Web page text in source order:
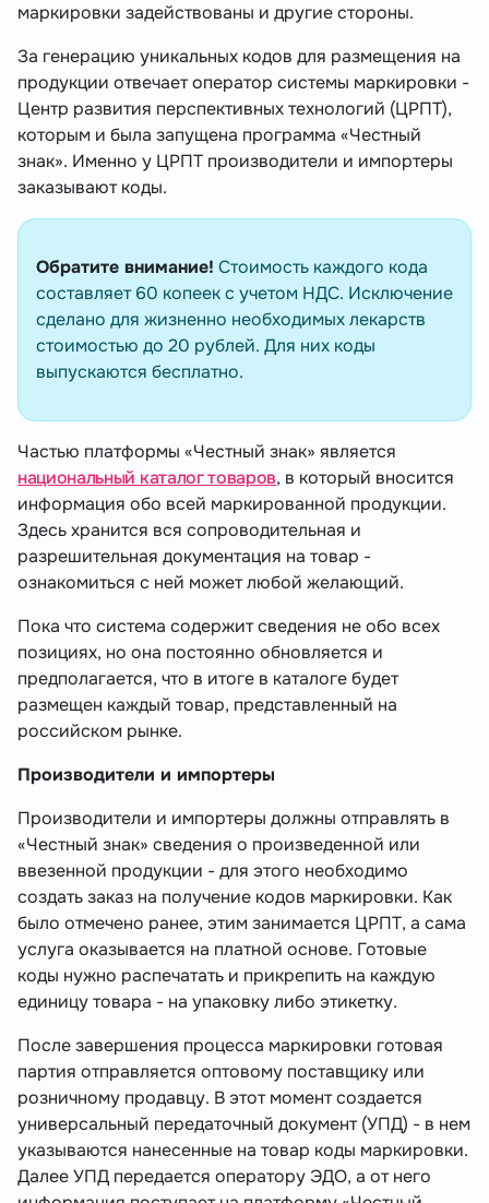
маркировки задействованы и другие стороны.
За генерацию уникальных кодов для размещения на
продукции отвечает оператор системы маркировки -
Центр развития перспективных технологий (ЦРПТ),
которым и была запущена программа «Честный
знак». Именно у ЦРПТ производители и импортеры
заказывают коды.
Обратите внимание! Стоимость каждого кода
составляет 60 копеек с учетом НДС. Исключение
сделано для жизненно необходимых лекарств
стоимостью до 20 рублей. Для них коды
выпускаются бесплатно.
Частью платформы «Честный знак» является
национальный каталог товаров, в который вносится
информация обо всей маркированной продукции.
Здесь хранится вся сопроводительная и
разрешительная документация на товар -
ознакомиться с ней может любой желающий.
Пока что система содержит сведения не обо всех
позициях, но она постоянно обновляется и
предполагается, что в итоге в каталоге будет
размещен каждый товар, представленный на
российском рынке.
Производители и импортеры
Производители и импортеры должны отправлять в
«Честный знак» сведения о произведенной или
ввезенной продукции - для этого необходимо
создать заказ на получение кодов маркировки. Как
было отмечено ранее, этим занимается ЦРПТ, а сама
услуга оказывается на платной основе. Готовые
коды нужно распечатать и прикрепить на каждую
единицу товара - на упаковку либо этикетку.
После завершения процесса маркировки готовая
партия отправляется оптовому поставщику или
розничному продавцу. В этот момент создается
универсальный передаточный документ (УПД) - в нем
указываются нанесенные на товар коды маркировки.
Далее УПД передается оператору ЭДО, а от него